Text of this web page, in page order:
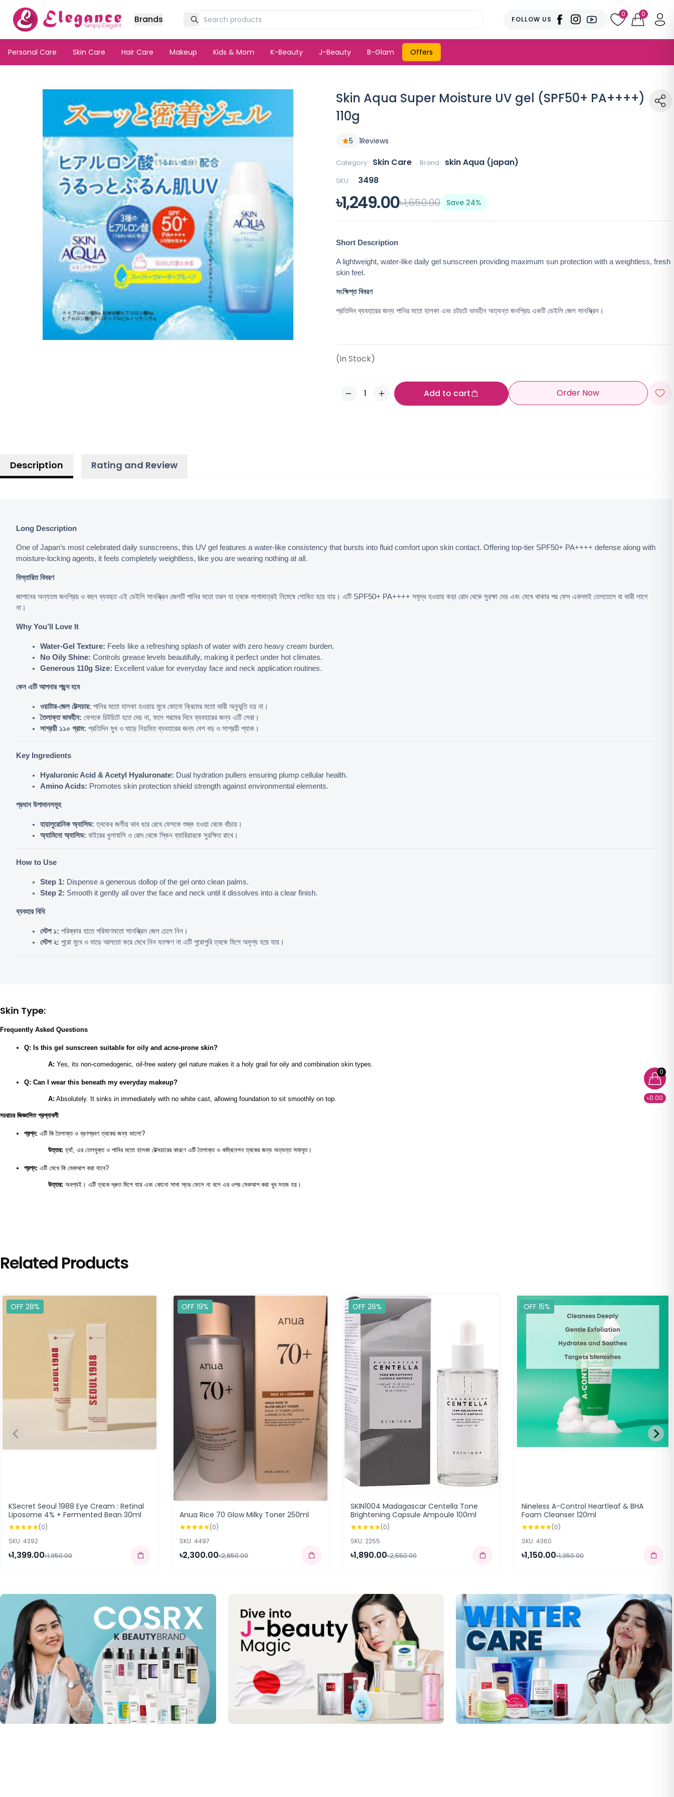
0
৳0.00
Brands FOLLOW US
0 0
Personal Care Skin Care Hair Care Makeup Kids & Mom K-Beauty J-Beauty B-Glam Offers
Skin Aqua Super Moisture UV gel (SPF50+ PA++++)
110g
5 1Reviews
Category: Skin Care Brand: skin Aqua (japan)
SKU: 3498
৳1,249.00৳1,650.00 Save 24%
Short Description
A lightweight, water-like daily gel sunscreen providing maximum sun protection with a weightless, fresh
skin feel.
সংক্ষিপ্ত বিবরণ
প্রতিদিন ব্যবহারের জন্য পানির মতো হালকা এবং চটচটে ভাবহীন অত্যন্ত জনপ্রিয় একটি ডেইলি জেল সানস্ক্রিন।
(In Stock)
Add to cart Order Now
Description Rating and Review
Long Description
One of Japan’s most celebrated daily sunscreens, this UV gel features a water-like consistency that bursts into fluid comfort upon skin contact. Offering top-tier SPF50+ PA++++ defense along with
moisture-locking agents, it feels completely weightless, like you are wearing nothing at all.
বিস্তারিত বিবরণ
জাপানের অন্যতম জনপ্রিয় ও বহুল ব্যবহৃত এই ডেইলি সানস্ক্রিন জেলটি পানির মতো তরল যা ত্বকে লাগামাত্রই নিমেষে শোষিত হয়ে যায়। এটি SPF50+ PA++++ সমৃদ্ধ হওয়ায় কড়া রোদ থেকে সুরক্ষা দেয় এবং মেখে থাকার পর ফেস একদমই তেলতেলে বা ভারী লাগে
না।
Why You’ll Love It
Water-Gel Texture: Feels like a refreshing splash of water with zero heavy cream burden.
No Oily Shine: Controls grease levels beautifully, making it perfect under hot climates.
Generous 110g Size: Excellent value for everyday face and neck application routines.
কেন এটি আপনার পছন্দ হবে
ওয়াটার-জেল টেক্সচার: পানির মতো হালকা হওয়ায় মুখে কোনো ক্রিমের মতো ভারী অনুভূতি হয় না।
তৈলাক্ত ভাবহীন: ফেসকে চিটচিটে হতে দেয় না, ফলে গরমের দিনে ব্যবহারের জন্য এটি সেরা।
সাশ্রয়ী ১১০ গ্রাম: প্রতিদিন মুখ ও ঘাড়ে নিয়মিত ব্যবহারের জন্য বেশ বড় ও সাশ্রয়ী প্যাক।
Key Ingredients
Hyaluronic Acid & Acetyl Hyaluronate: Dual hydration pullers ensuring plump cellular health.
Amino Acids: Promotes skin protection shield strength against environmental elements.
প্রধান উপাদানসমূহ
হায়ালুরোনিক অ্যাসিড: ত্বকের জলীয় ভাব ধরে রেখে ফেসকে শুষ্ক হওয়া থেকে বাঁচায়।
অ্যামিনো অ্যাসিড: বাইরের ধুলাবালি ও রোদ থেকে স্কিন ব্যারিয়ারকে সুরক্ষিত রাখে।
How to Use
Step 1: Dispense a generous dollop of the gel onto clean palms.
Step 2: Smooth it gently all over the face and neck until it dissolves into a clear finish.
ব্যবহার বিধি
স্টেপ ১: পরিষ্কার হাতে পরিমাণমতো সানস্ক্রিন জেল ঢেলে নিন।
স্টেপ ২: পুরো মুখে ও ঘাড়ে আলতো করে মেখে নিন যতক্ষণ না এটি পুরোপুরি ত্বকে মিশে অদৃশ্য হয়ে যায়।
Skin Type:
Frequently Asked Questions
Q: Is this gel sunscreen suitable for oily and acne-prone skin?
A: Yes, its non-comedogenic, oil-free watery gel nature makes it a holy grail for oily and combination skin types.
Q: Can I wear this beneath my everyday makeup?
A: Absolutely. It sinks in immediately with no white cast, allowing foundation to sit smoothly on top.
সচরাচর জিজ্ঞাসিত প্রশ্নাবলী
প্রশ্ন: এটি কি তৈলাক্ত ও ব্রণপ্রবণ ত্বকের জন্য ভালো?
উত্তর: হ্যাঁ, এর তেলমুক্ত ও পানির মতো হালকা টেক্সচারের কারণে এটি তৈলাক্ত ও কম্বিনেশন ত্বকের জন্য অত্যন্ত সমাদৃত।
প্রশ্ন: এটি মেখে কি মেকআপ করা যাবে?
উত্তর: অবশ্যই। এটি ত্বকে দ্রুত মিশে যায় এবং কোনো সাদা স্তর ফেলে না বলে এর ওপর মেকআপ করা খুব সহজ হয়।
Related Products
OFF 28%
KSecret Seoul 1988 Eye Cream : Retinal
Liposome 4% + Fermented Bean 30ml
(0)
SKU: 4392
৳1,399.00৳1,950.00
OFF 19%
Anua Rice 70 Glow Milky Toner 250ml
(0)
SKU: 4497
৳2,300.00৳2,850.00
OFF 26%
SKIN1004 Madagascar Centella Tone
Brightening Capsule Ampoule 100ml
(0)
SKU: 2255
৳1,890.00৳2,550.00
OFF 15%
Nineless A-Control Heartleaf & BHA
Foam Cleanser 120ml
(0)
SKU: 4360
৳1,150.00৳1,350.00